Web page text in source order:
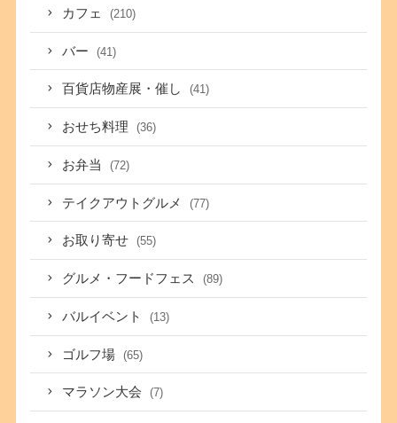
カフェ (210)
バー (41)
百貨店物産展・催し (41)
おせち料理 (36)
お弁当 (72)
テイクアウトグルメ (77)
お取り寄せ (55)
グルメ・フードフェス (89)
バルイベント (13)
ゴルフ場 (65)
マラソン大会 (7)